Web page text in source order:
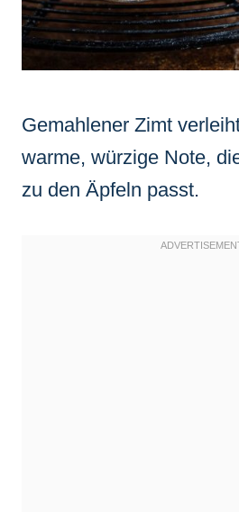
Gemahlener Zimt
warme, würzige Note,
zu den Äpfeln passt.